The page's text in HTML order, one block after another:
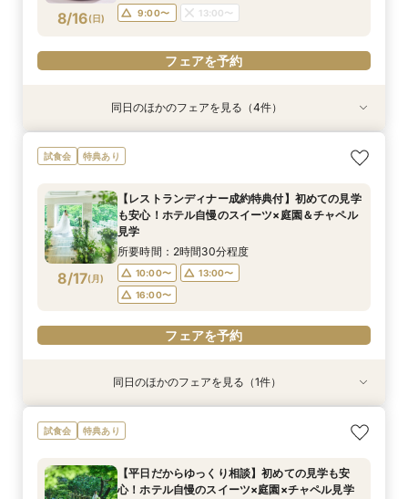
フェアを予約
8/16(日) 9:00〜 13:00〜
フェアを予約
特典あり
8/16(日)
【会場見学のラストにおすすめ！決め手が見つか
る】徹底比較相談×チャペル入場体験と庭見え絶
レゼント
所要時間：2時間程度
16:30〜
フェアを予約
特典あり
8/16(日)
【2〜3件目見学におすすめ】料理・見積り・お
もてなしを他会場と比較しながら確認できる相談
理しながら、本命会場を見極めたい方におすす
め！
所要時間：3時間程度
9:00〜
フェアを予約
特典あり
8/16(日)
【27年2月までの結婚式がお得】限定プラン大公
開×直近ウエディング相談＆美食体験《成約特
円ご優待！
所要時間：3時間程度
9:00〜
フェアを予約
特典あり
8/16(日)
《和婚検討の方必見》本格神殿＆1万坪の庭園臨
む絶景会場×伝統ローストビーフ＆メディアでも
所要時間：3時間程度
9:00〜
フェアを予約
同日のほかのフェアを見る（4件）
試食会 特典あり
8/17(月)
【レストランディナー成約特典付】初めての見学
も安心！ホテル自慢のスイーツ×庭園＆チャペル
見学
所要時間：2時間30分程度
10:00〜
13:00〜
16:00〜
フェアを予約
特典あり
【和婚ご検討のおふたりへ】本格神殿＆1万坪の
日本庭園×話題のSATSUKIスイーツが愉しめる
所要時間：2時間程度
同日のほかのフェアを見る（1件）
試食会 特典あり
【平日だからゆっくり相談】初めての見学も安
心！ホテル自慢のスイーツ×庭園×チャペル見学